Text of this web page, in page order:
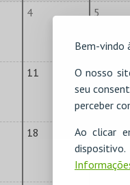
Bem-vindo
O nosso
seu
perceber
Ao clicar
4 5
11 12
18 19